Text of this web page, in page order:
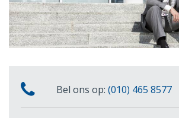
Bel ons op: (010) 465 8577